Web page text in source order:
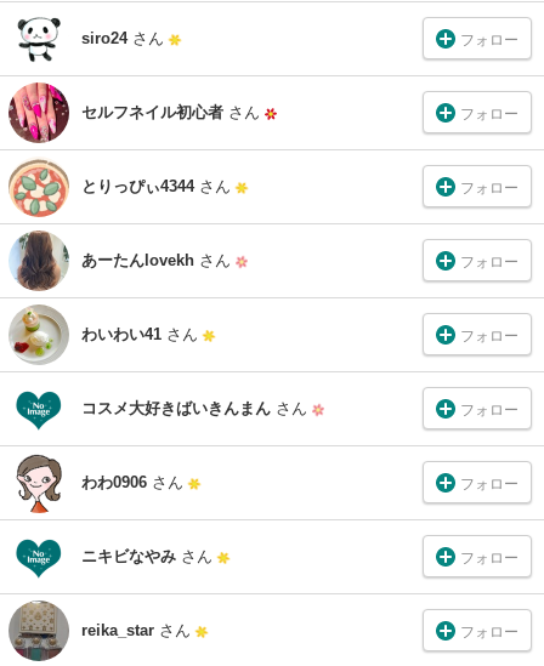
siro24 さん フォロー
セルフネイル初心者 さん フォロー
とりっぴぃ4344 さん フォロー
あーたんlovekh さん フォロー
わいわい41 さん フォロー
コスメ大好きばいきんまん さん フォロー
わわ0906 さん フォロー
ニキビなやみ さん フォロー
reika_star さん フォロー